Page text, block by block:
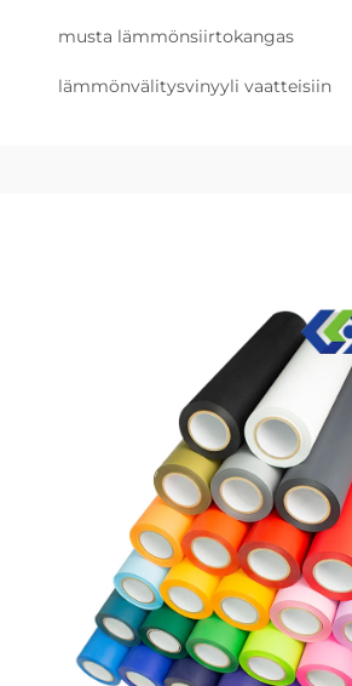
musta lämmönsiirtokangas
lämmönvälitysvinyyli vaatteisiin